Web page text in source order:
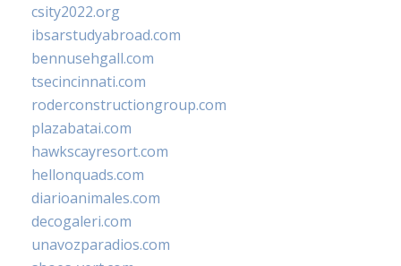
csity2022.org
ibsarstudyabroad.com
bennusehgall.com
tsecincinnati.com
roderconstructiongroup.com
plazabatai.com
hawkscayresort.com
hellonquads.com
diarioanimales.com
decogaleri.com
unavozparadios.com